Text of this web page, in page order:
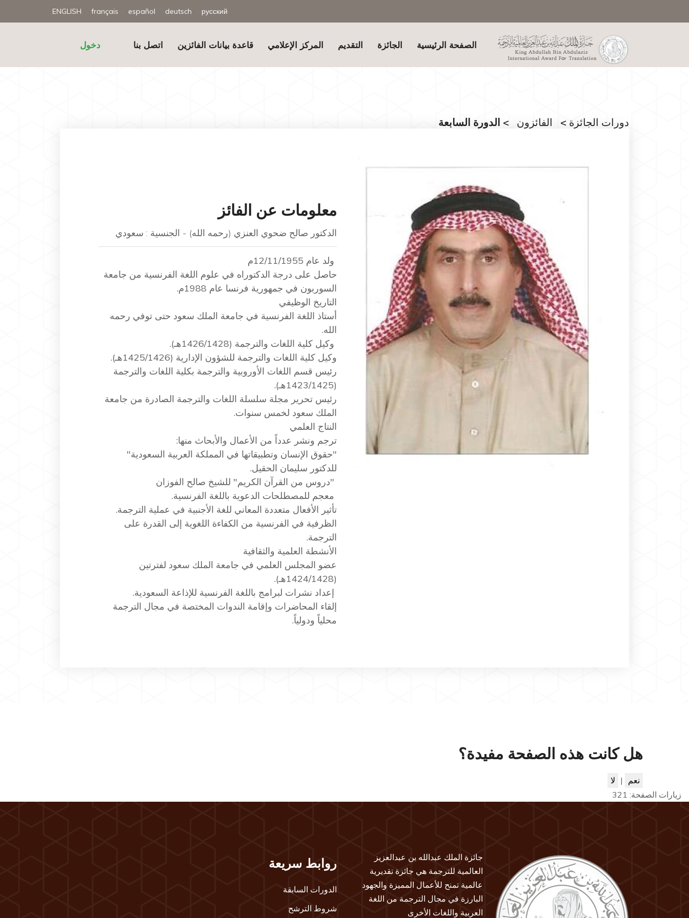
ENGLISH français español deutsch русский
الصفحة الرئيسية الجائزة التقديم المركز الإعلامي قاعدة بيانات الفائزين اتصل بنا دخول
دورات الجائزة > الفائزون > الدورة السابعة
معلومات عن الفائز
الدكتور صالح ضحوي العنزي (رحمه الله) - الجنسية : سعودي
ولد عام 12/11/1955م
حاصل على درجة الدكتوراه في علوم اللغة الفرنسية من جامعة
السوربون في جمهورية فرنسا عام 1988م.
التاريخ الوظيفي
أستاذ اللغة الفرنسية في جامعة الملك سعود حتى توفي رحمه
الله.
وكيل كلية اللغات والترجمة (1426/1428هـ).
وكيل كلية اللغات والترجمة للشؤون الإدارية (1425/1426هـ).
رئيس قسم اللغات الأوروبية والترجمة بكلية اللغات والترجمة
(1423/1425هـ).
رئيس تحرير مجلة سلسلة اللغات والترجمة الصادرة من جامعة
الملك سعود لخمس سنوات.
النتاج العلمي
ترجم ونشر عدداً من الأعمال والأبحاث منها:
"حقوق الإنسان وتطبيقاتها في المملكة العربية السعودية"
للدكتور سليمان الحقيل.
"دروس من القرآن الكريم" للشيخ صالح الفوزان
معجم للمصطلحات الدعوية باللغة الفرنسية.
تأثير الأفعال متعددة المعاني للغة الأجنبية في عملية الترجمة.
الظرفية في الفرنسية من الكفاءة اللغوية إلى القدرة على
الترجمة.
الأنشطة العلمية والثقافية
عضو المجلس العلمي في جامعة الملك سعود لفترتين
(1424/1428هـ).
إعداد نشرات لبرامج باللغة الفرنسية للإذاعة السعودية.
إلقاء المحاضرات وإقامة الندوات المختصة في مجال الترجمة
محلياً ودولياً.
هل كانت هذه الصفحة مفيدة؟
نعم | لا
زيارات الصفحة: 321
جائزة الملك عبدالله بن عبدالعزيز
العالمية للترجمة هي جائزة تقديرية
عالمية تمنح للأعمال المميزة والجهود
البارزة في مجال الترجمة من اللغة
العربية واللغات الأخرى
روابط سريعة
الدورات السابقة
شروط الترشح